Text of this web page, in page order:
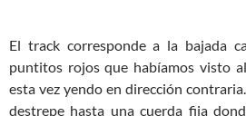
El track corresponde a la bajada
puntitos rojos que habíamos visto
esta vez yendo en dirección
destrepe hasta una cuerda fija